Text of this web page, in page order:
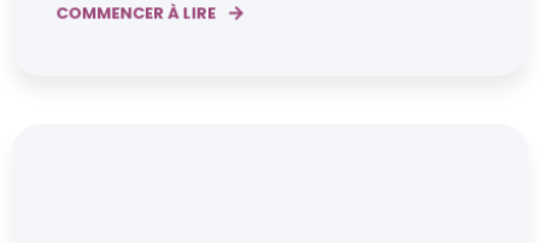
COMMENCER À LIRE